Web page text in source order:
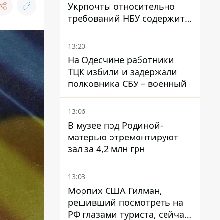
Укрпочты относительно
требований НБУ содержит
серьезные нестыковки –
депутат Ольга Василевская-
13:20
На Одесчине работники
ТЦК избили и задержали
полковника СБУ – военный
13:06
В музее под Родиной-
матерью отремонтируют
зал за 4,2 млн грн
13:03
Морпих США Гилман,
решивший посмотреть на
РФ глазами туриста, сейчас